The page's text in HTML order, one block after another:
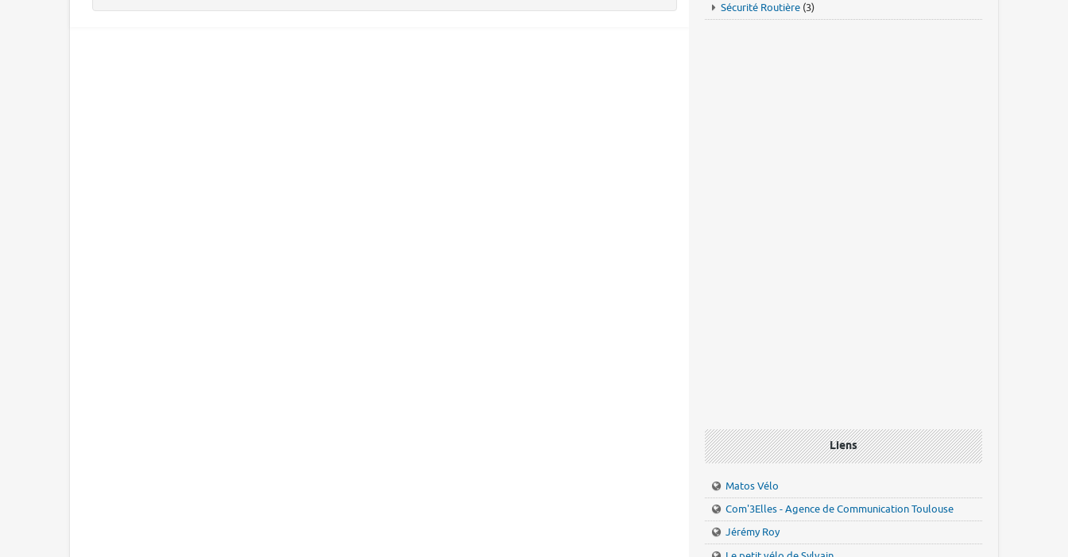
Sécurité Routière (3)
Liens
Matos Vélo
Com'3Elles - Agence de Communication Toulouse
Jérémy Roy